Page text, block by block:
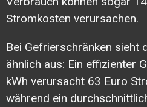
Stromkosten verursachen.
Bei Gefrierschränken sieht
ähnlich aus: Ein effizienter
kWh verursacht 63 Euro
während ein